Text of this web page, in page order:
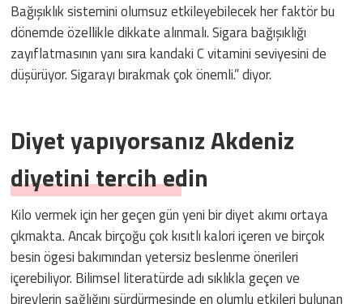
Bağışıklık sistemini olumsuz etkileyebilecek her faktör bu
dönemde özellikle dikkate alınmalı. Sigara bağışıklığı
zayıflatmasının yanı sıra kandaki C vitamini seviyesini de
düşürüyor. Sigarayı bırakmak çok önemli.” diyor.
Diyet yapıyorsanız Akdeniz
diyetini tercih edin
Kilo vermek için her geçen gün yeni bir diyet akımı ortaya
çıkmakta. Ancak birçoğu çok kısıtlı kalori içeren ve birçok
besin ögesi bakımından yetersiz beslenme önerileri
içerebiliyor. Bilimsel literatürde adı sıklıkla geçen ve
bireylerin sağlığını sürdürmesinde en olumlu etkileri bulunan